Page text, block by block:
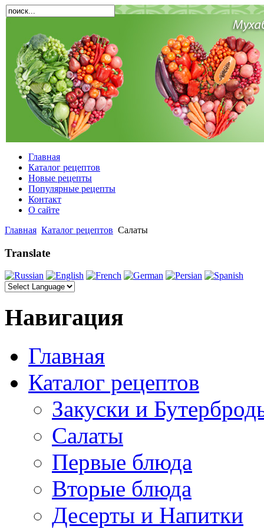
Главная
Каталог рецептов
Новые рецепты
Популярные рецепты
Контакт
О сайте
Главная Каталог рецептов Салаты
Translate
Навигация
Главная
Каталог рецептов
Закуски и
Салаты
Первые блюда
Вторые блюда
Десерты и Напитки